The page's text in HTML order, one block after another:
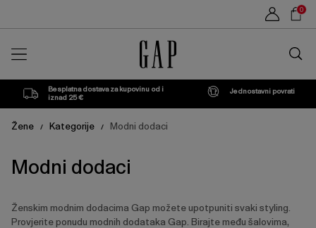
0
trgovini
Besplatna dostava za kupovinu od i
iznad 25 €
Jednostavni povrati
Žene / Kategorije / Modni dodaci
Modni dodaci
Ženskim modnim dodacima Gap možete upotpuniti svaki styling.
Provjerite ponudu modnih dodataka Gap. Birajte među šalovima,